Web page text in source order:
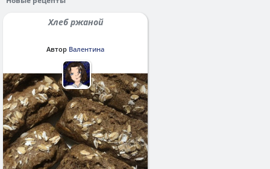
Хлеб ржаной
Автор Валентина